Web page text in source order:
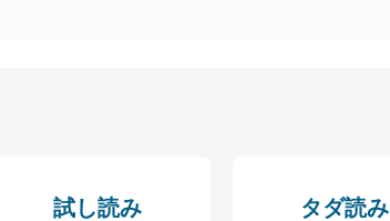
より、個人情報データベース等を取り扱う情報
試し読み タダ読み